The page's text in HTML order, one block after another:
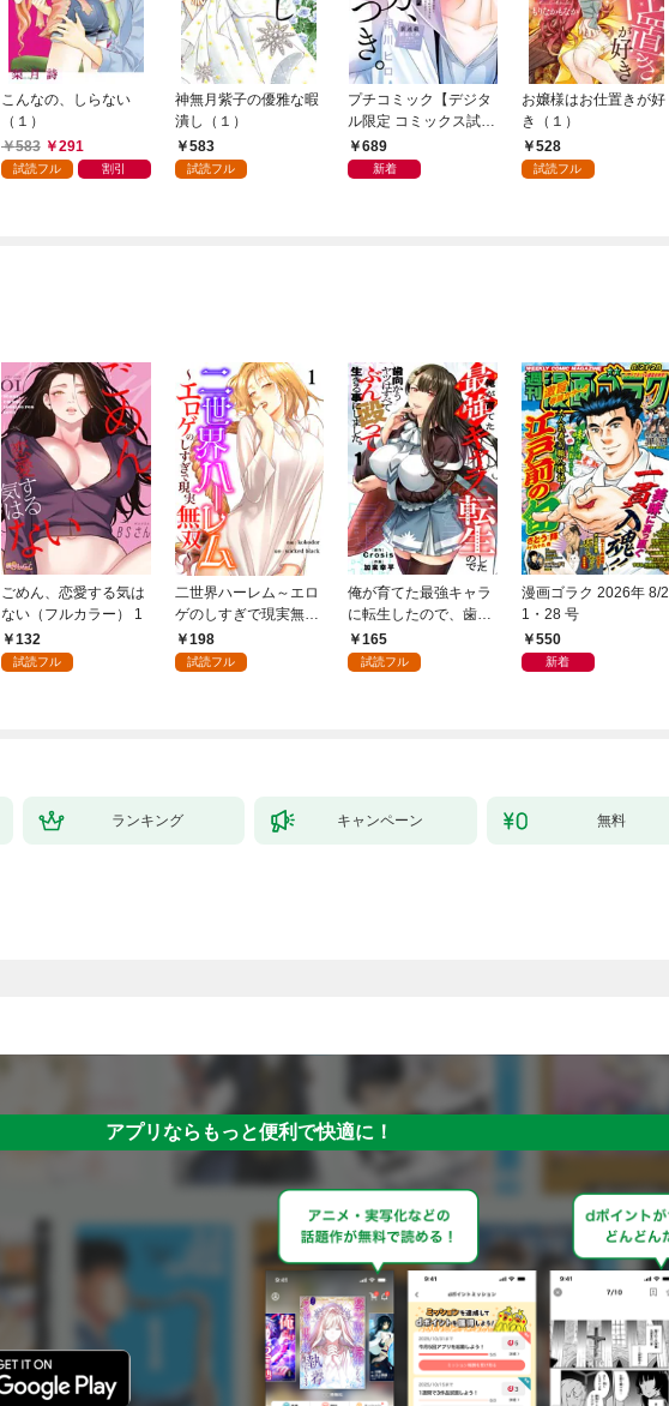
こんなの、しらない
（１）
583
291
試読フル 割引
神無月紫子の優雅な暇
潰し（１）
583
試読フル
プチコミック【デジタ
ル限定 コミックス試し
読み特典付き】 2026
年9月号（2026年8月7
689
新着
お嬢様はお仕置きが好
き（１）
528
試読フル
ごめん、恋愛する気は
ない（フルカラー） 1
132
試読フル
二世界ハーレム～エロ
ゲのしすぎで現実無双
～１198
試読フル
俺が育てた最強キャラ
に転生したので、歯向
かうヤツはすべてぶん
殴って生きる事にしま
165
試読フル
漫画ゴラク 2026年 8/2
1・28 号
550
新着
ランキング キャンペーン 無料
アプリならもっと便利で快適に！